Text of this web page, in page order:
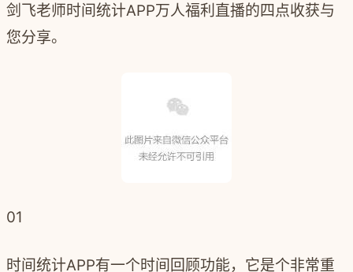
剑飞老师时间统计APP万人福利直播的四点收获与
您分享。
01
时间统计APP有一个时间回顾功能，它是个非常重